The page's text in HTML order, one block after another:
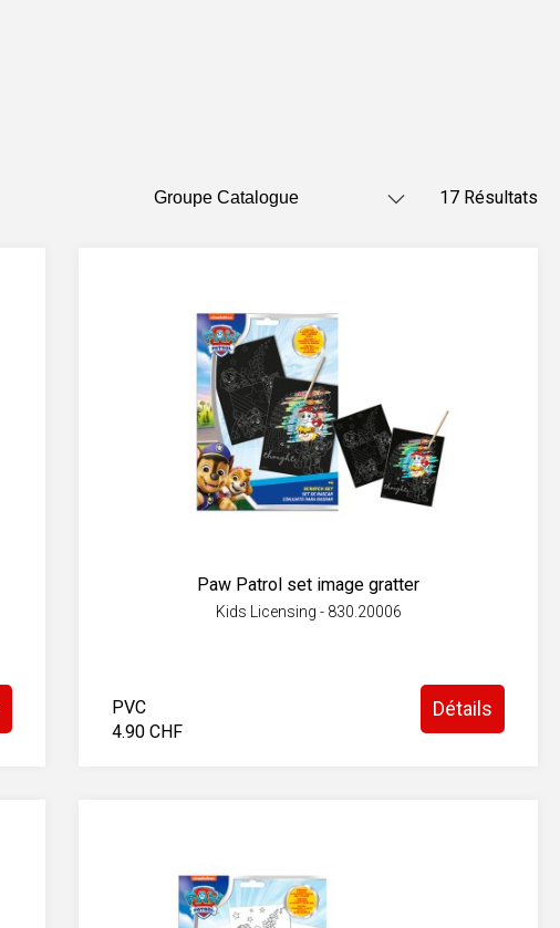
17 Résultats
Paw Patrol set image gratter
Kids Licensing - 830.20006
PVC
4.90 CHF
Détails